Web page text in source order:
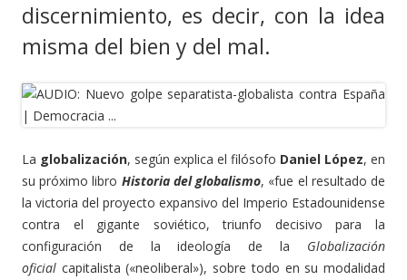
discernimiento, es decir, con la idea
misma del bien y del mal.
La globalización, según explica el filósofo Daniel López, en
su próximo libro Historia del globalismo, «fue el resultado de
la victoria del proyecto expansivo del Imperio Estadounidense
contra el gigante soviético, triunfo decisivo para la
configuración de la ideología de la Globalización
oficial capitalista («neoliberal»), sobre todo en su modalidad